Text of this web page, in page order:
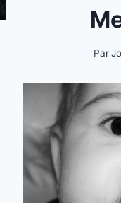
ParJo